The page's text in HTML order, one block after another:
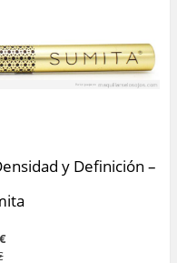
y Definición –